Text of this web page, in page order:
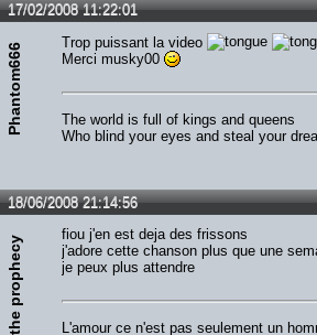
17/02/2008 11:22:01
Phantom666
Trop puissant la video
Merci musky00
The world is full of kings and queens
Who blind your eyes and steal your
18/06/2008 21:14:56
the prophecy
fiou j'en est deja des frissons
j'adore cette chanson plus que une
je peux plus attendre
L'amour ce n'est pas seulement un